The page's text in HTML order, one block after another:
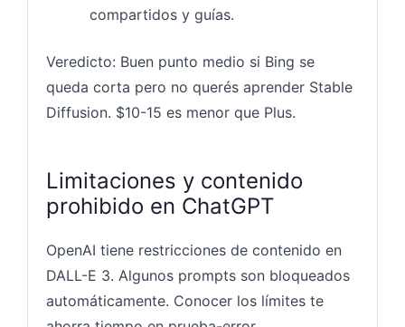
compartidos y guías.
Veredicto: Buen punto medio si Bing se
queda corta pero no querés aprender Stable
Diffusion. $10-15 es menor que Plus.
Limitaciones y contenido
prohibido en ChatGPT
OpenAI tiene restricciones de contenido en
DALL-E 3. Algunos prompts son bloqueados
automáticamente. Conocer los límites te